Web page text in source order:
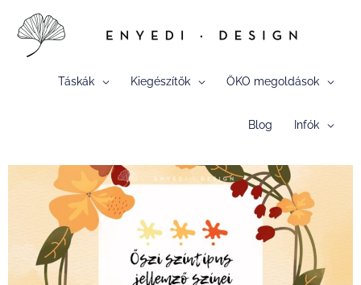
Táskák Kiegészítők ÖKO megoldások
Blog Infók